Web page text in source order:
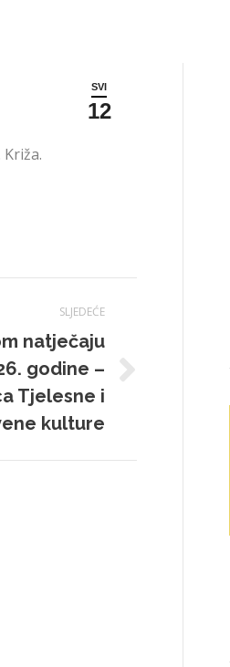
SVI
12
SLJEDEĆE
natječaju
godine –
Tjelesne i
kulture